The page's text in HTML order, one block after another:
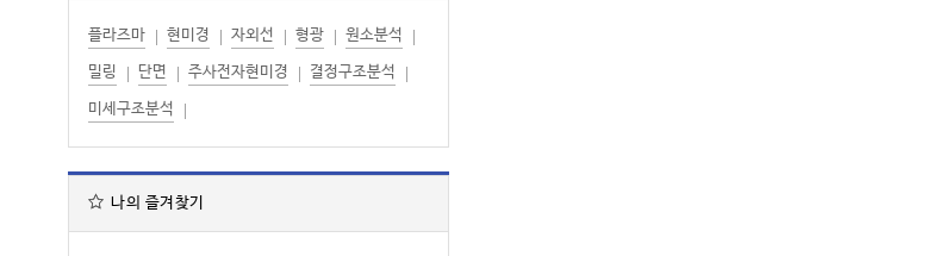
플라즈마 현미경 자외선 형광 원소분석
밀링 단면 주사전자현미경 결정구조분석
미세구조분석
나의 즐겨찾기